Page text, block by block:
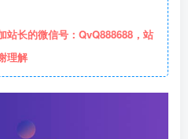
站长的微信号：QvQ888688，站
理解